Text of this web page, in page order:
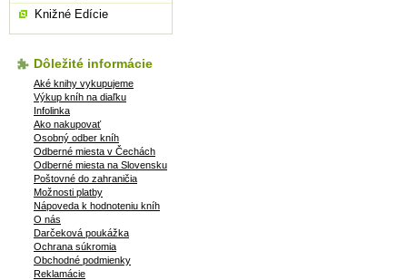
Knižné Edície
Dôležité informácie
Aké knihy vykupujeme
Výkup kníh na diaľku
Infolinka
Ako nakupovať
Osobný odber kníh
Odberné miesta v Čechách
Odberné miesta na Slovensku
Poštovné do zahraničia
Možnosti platby
Nápoveda k hodnoteniu kníh
O nás
Darčeková poukážka
Ochrana súkromia
Obchodné podmienky
Reklamácie